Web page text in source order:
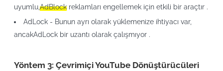
uyumlu,AdBlockreklamları engellemek için etkili bir araçtır .
AdLock - Bunun ayrı olarak yüklemenize ihtiyacı var,
ancakAdLock bir uzantı olarak çalışmıyor .
Yöntem 3: Çevrimiçi YouTube Dönüştürücüleri